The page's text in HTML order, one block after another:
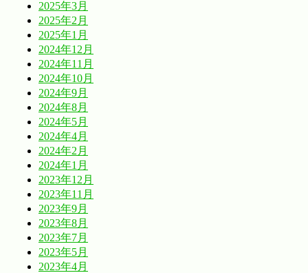
2025年3月
2025年2月
2025年1月
2024年12月
2024年11月
2024年10月
2024年9月
2024年8月
2024年5月
2024年4月
2024年2月
2024年1月
2023年12月
2023年11月
2023年9月
2023年8月
2023年7月
2023年5月
2023年4月